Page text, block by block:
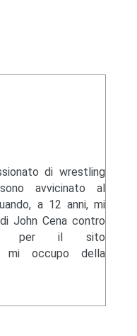
di wrestling
avvicinato al
a 12 anni, mi
John Cena contro
per il sito
mi occupo della